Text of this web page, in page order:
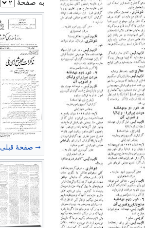
به صفحهٔ
→ صفحهٔ قبلی